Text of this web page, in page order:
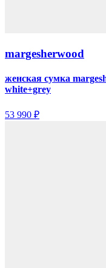
margesherwood
женская сумка
white+grey
53 990 ₽